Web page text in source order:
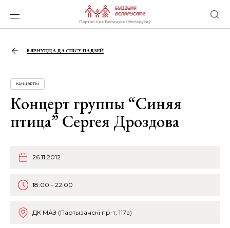
ВЯРНУЦЦА ДА СПІСУ ПАДЗЕЙ
КАНЦЭРТЫ
Концерт группы “Синяя
птица” Сергея Дроздова
26.11.2012
18:00 - 22:00
ДК МАЗ (Партызанскі пр-т, 117а)